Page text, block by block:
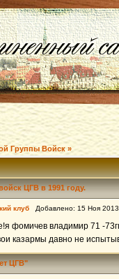
Группы Войск »
ЦГВ в 1991 году.
клуб Добавлено: 15 Ноя
фомичев владимир 71 -
казармы давно не
ЦГВ"